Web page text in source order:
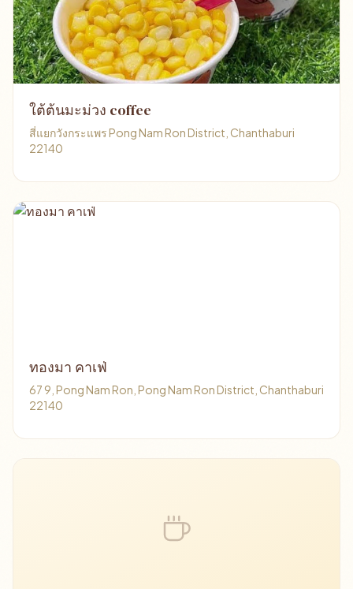
ใต้ต้นมะม่วง coffee
สี่แยกวังกระแพร Pong Nam Ron District, Chanthaburi
22140
ทองมา คาเฟ่
67 9, Pong Nam Ron, Pong Nam Ron District, Chanthaburi
22140